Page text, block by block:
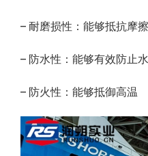
– 耐磨损性：能够抵抗摩
– 防水性：能够有效防止
– 防火性：能够抵御高温